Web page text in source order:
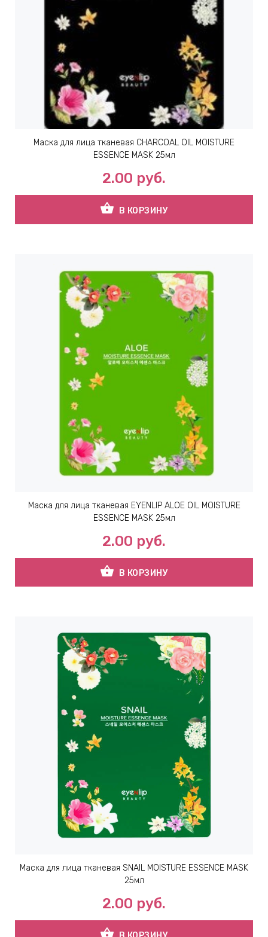
Маска для лица тканевая CHARCOAL OIL MOISTURE
ESSENCE MASK 25мл
2.00 руб.
shopping_basket В КОРЗИНУ
Маска для лица тканевая EYENLIP ALOE OIL MOISTURE
ESSENCE MASK 25мл
2.00 руб.
shopping_basket В КОРЗИНУ
Маска для лица тканевая SNAIL MOISTURE ESSENCE MASK
25мл
2.00 руб.
shopping_basket